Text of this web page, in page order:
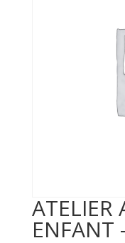
ATELIER
ENFANT